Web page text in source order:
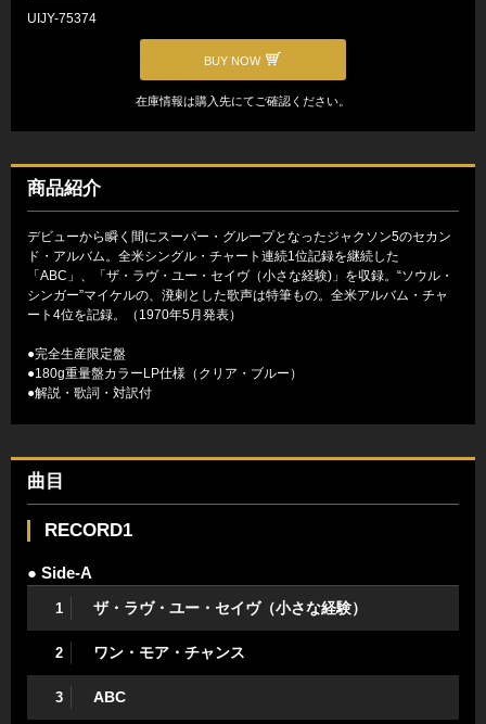
UIJY-75374
BUY NOW
在庫情報は購入先にてご確認ください。
商品紹介
デビューから瞬く間にスーパー・グループとなったジャクソン5のセカン
ド・アルバム。全米シングル・チャート連続1位記録を継続した
「ABC」、「ザ・ラヴ・ユー・セイヴ（小さな経験)」を収録。“ソウル・
シンガー”マイケルの、溌剌とした歌声は特筆もの。全米アルバム・チャ
ート4位を記録。（1970年5月発表）
●完全生産限定盤
●180g重量盤カラーLP仕様（クリア・ブルー）
●解説・歌詞・対訳付
曲目
RECORD1
● Side-A
1 ザ・ラヴ・ユー・セイヴ（小さな経験）
2 ワン・モア・チャンス
3 ABC